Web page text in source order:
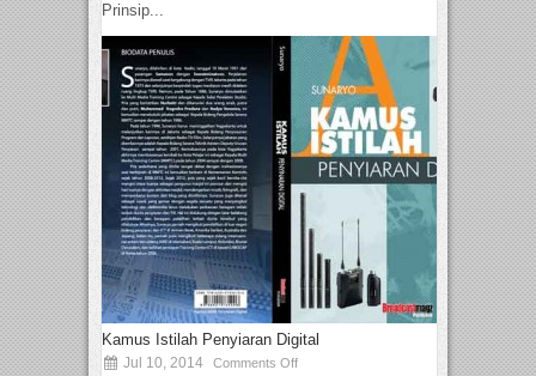
Prinsip...
Kamus Istilah Penyiaran Digital
Jul 10, 2014 Comments Off